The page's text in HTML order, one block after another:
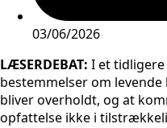
03/06/2026
LÆSERDEBAT: I et
bestemmelser om
bliver overholdt, og at
opfattelse ikke i